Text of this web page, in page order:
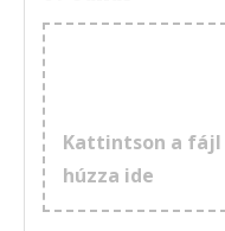
Kattintson a fájl
húzza ide